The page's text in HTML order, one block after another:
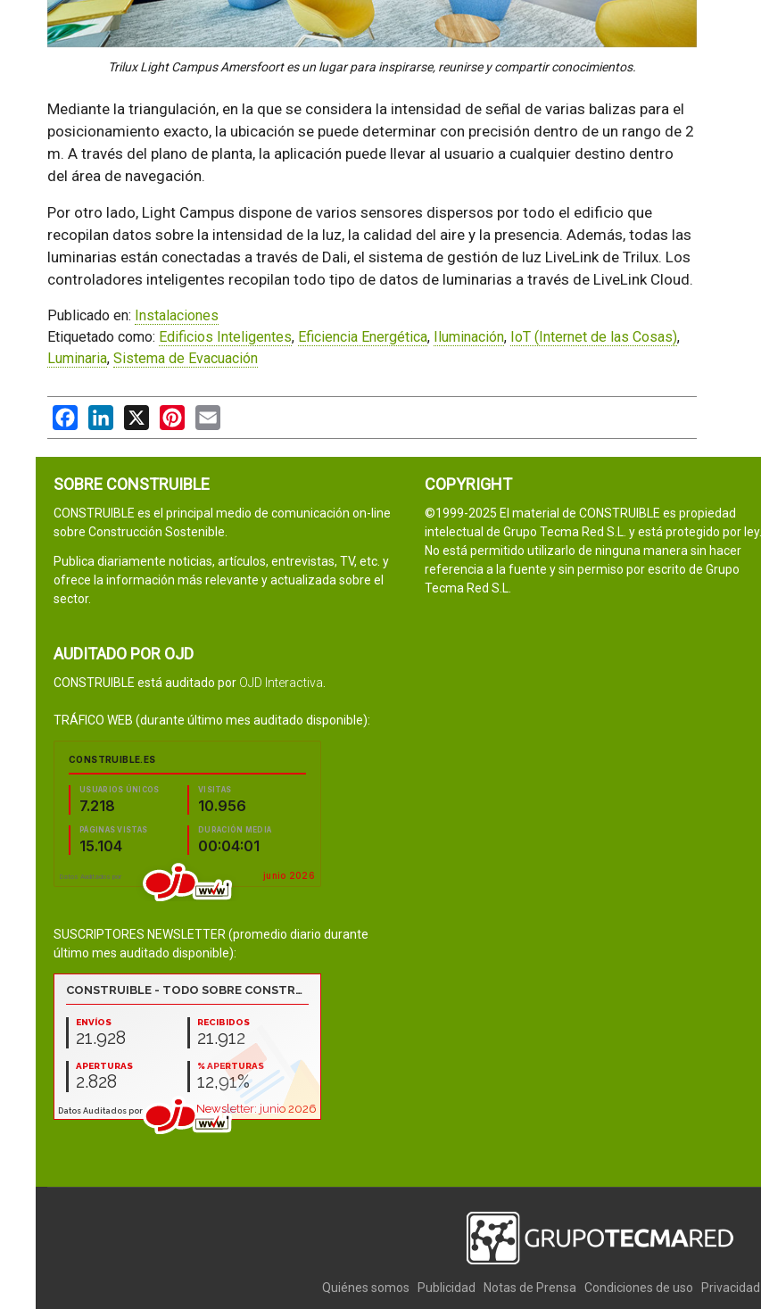
Trilux Light Campus Amersfoort es un lugar para inspirarse, reunirse y compartir conocimientos.
Mediante la triangulación, en la que se considera la intensidad de señal de varias balizas para el
posicionamiento exacto, la ubicación se puede determinar con precisión dentro de un rango de 2
m. A través del plano de planta, la aplicación puede llevar al usuario a cualquier destino dentro
del área de navegación.
Por otro lado, Light Campus dispone de varios sensores dispersos por todo el edificio que
recopilan datos sobre la intensidad de la luz, la calidad del aire y la presencia. Además, todas las
luminarias están conectadas a través de Dali, el sistema de gestión de luz LiveLink de Trilux. Los
controladores inteligentes recopilan todo tipo de datos de luminarias a través de LiveLink Cloud.
Publicado en: Instalaciones
Etiquetado como: Edificios Inteligentes, Eficiencia Energética, Iluminación, IoT (Internet de las Cosas),
Luminaria, Sistema de Evacuación
FacebookLinkedIn
X PinterestEmail
SOBRE CONSTRUIBLE
CONSTRUIBLE es el principal medio de comunicación on-line
sobre Construcción Sostenible.
Publica diariamente noticias, artículos, entrevistas, TV, etc. y
ofrece la información más relevante y actualizada sobre el
sector.
AUDITADO POR OJD
CONSTRUIBLE está auditado por OJD Interactiva
TRÁFICO WEB (durante último mes auditado disponible):
SUSCRIPTORES NEWSLETTER (promedio diario durante
último mes auditado disponible):
COPYRIGHT
©1999-2025 El material de CONSTRUIBLE es propiedad
intelectual de Grupo Tecma Red S.L. y está protegido por ley.
No está permitido utilizarlo de ninguna manera sin hacer
referencia a la fuente y sin permiso por escrito de Grupo
Tecma Red S.L.
Quiénes somos Publicidad Notas de Prensa Condiciones de uso Privacidad